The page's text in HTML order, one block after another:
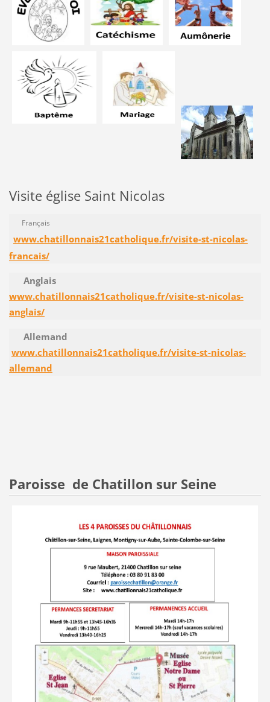
Visite église Saint Nicolas
Français
www.chatillonnais21catholique.fr/visite-st-nicolas-
francais/
Anglais
www.chatillonnais21catholique.fr/visite-st-nicolas-
anglais/
Allemand
www.chatillonnais21catholique.fr/visite-st-nicolas-
allemand
Paroisse de Chatillon sur Seine